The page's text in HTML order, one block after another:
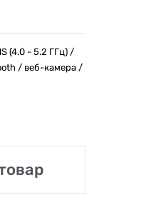
(4.0 - 5.2 ГГц) /
/ веб-камера /